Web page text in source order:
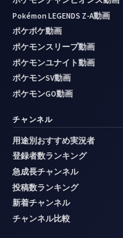
Pokémon LEGENDS Z-A動画
ポケポケ動画
ポケモンスリープ動画
ポケモンユナイト動画
ポケモンSV動画
ポケモンGO動画
チャンネル
用途別おすすめ実況者
登録者数ランキング
急成長チャンネル
投稿数ランキング
新着チャンネル
チャンネル比較